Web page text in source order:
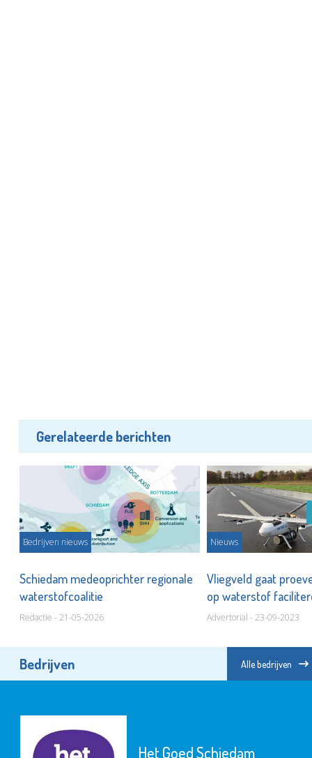
Gerelateerde berichten
Bedrijven nieuws
Schiedam medeoprichter regionale
waterstofcoalitie
Redactie - 21-05-2026
Nieuws
Vliegveld gaat
op waterstof
Advertorial - 23-09-2023
Bedrijven Alle bedrijven
Het Goed Schiedam